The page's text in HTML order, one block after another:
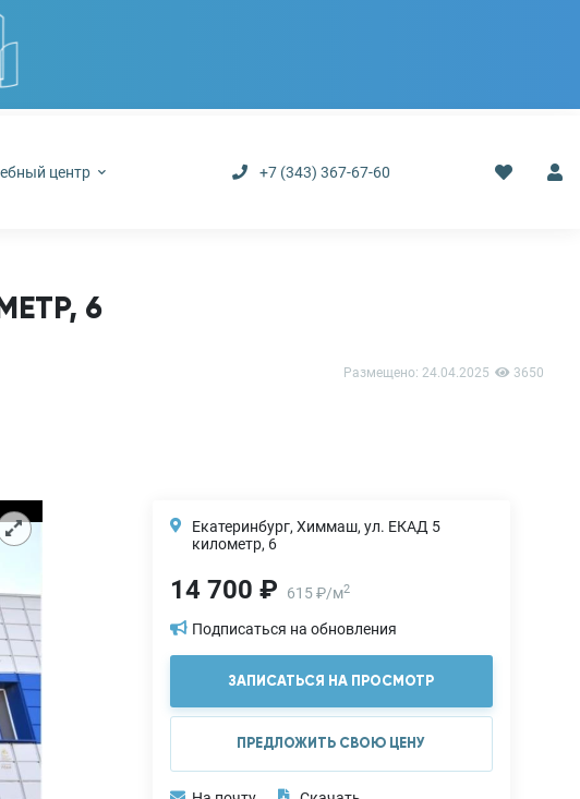
центр +7 (343) 367-67-60
6
Размещено: 24.04.2025 3650
Екатеринбург, Химмаш, ул. ЕКАД 5
километр, 6
14 700 ₽ 615₽/м2
Подписаться на обновления
ЗАПИСАТЬСЯ НА ПРОСМОТР
ПРЕДЛОЖИТЬ СВОЮ ЦЕНУ